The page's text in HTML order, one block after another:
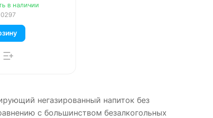
в наличии
негазированный напиток без
с большинством безалкогольных